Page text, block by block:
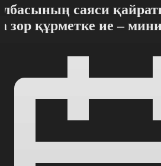
саяси
зор құрметке ие –